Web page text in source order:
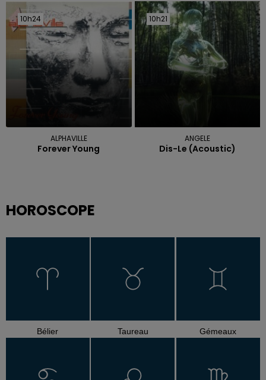
10h24
10h24
ALPHAVILLE
Forever Young
10h21
10h21
ANGELE
Dis-Le (acoustic)
HOROSCOPE
Bélier Taureau Gémeaux